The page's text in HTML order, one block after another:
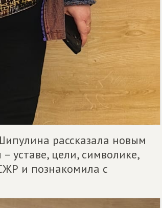
рассказала новым
уставе, цели, символике,
и познакомила с